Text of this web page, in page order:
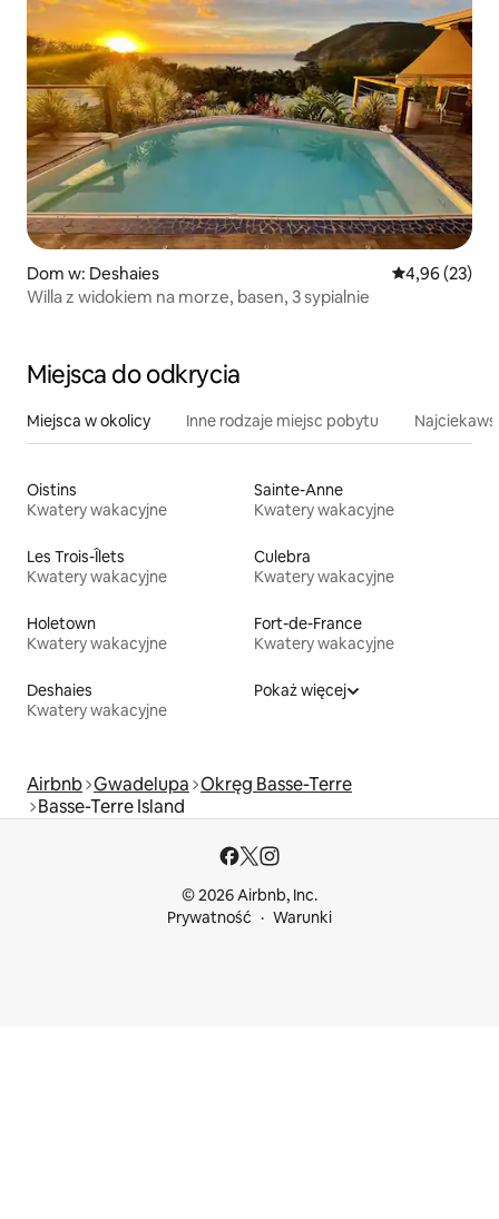
Dom w: Deshaies Średnia
4,96 (23)
Willa z widokiem na morze, basen, 3 sypialnie
Miejsca do odkrycia
Miejsca w okolicy Inne rodzaje miejsc pobytu
Oistins
Kwatery wakacyjne
Sainte-Anne
Kwatery wakacyjne
Les Trois-Îlets
Kwatery wakacyjne
Culebra
Kwatery wakacyjne
Holetown
Kwatery wakacyjne
Fort-de-France
Kwatery wakacyjne
Deshaies
Kwatery wakacyjne
Pokaż więcej
Airbnb Gwadelupa Okręg Basse-Terre
Basse-Terre Island
© 2026 Airbnb, Inc.
Prywatność
Warunki